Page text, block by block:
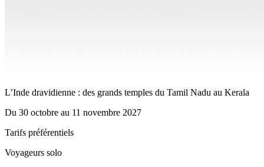
L’Inde dravidienne : des grands temples du Tamil Nadu au Kerala
Du 30 octobre au 11 novembre 2027
Tarifs préférentiels
Voyageurs solo